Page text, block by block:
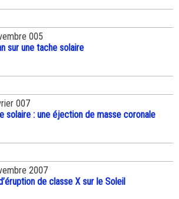
005
sur une tache solaire
007
solaire : une éjection de masse coronale
2007
de classe X sur le Soleil